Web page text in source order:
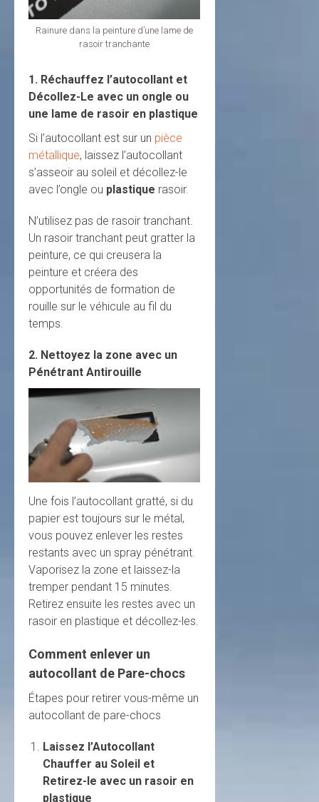
Rainure dans la peinture d’une lame de
rasoir tranchante
1. Réchauffez l’autocollant et
Décollez-Le avec un ongle ou
une lame de rasoir en plastique
Si l’autocollant est sur un pièce
métallique, laissez l’autocollant
s’asseoir au soleil et décollez-le
avec l’ongle ou plastique rasoir.
N’utilisez pas de rasoir tranchant.
Un rasoir tranchant peut gratter la
peinture, ce qui creusera la
peinture et créera des
opportunités de formation de
rouille sur le véhicule au fil du
temps.
2. Nettoyez la zone avec un
Pénétrant Antirouille
Une fois l’autocollant gratté, si du
papier est toujours sur le métal,
vous pouvez enlever les restes
restants avec un spray pénétrant.
Vaporisez la zone et laissez-la
tremper pendant 15 minutes.
Retirez ensuite les restes avec un
rasoir en plastique et décollez-les.
Comment enlever un
autocollant de Pare-chocs
Étapes pour retirer vous-même un
autocollant de pare-chocs
Laissez l’Autocollant
Chauffer au Soleil et
Retirez-le avec un rasoir en
plastique